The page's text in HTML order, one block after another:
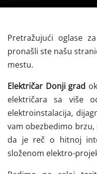
Pretražujući oglase za
pronašli ste našu
mestu.
Električar Donji grad
električara sa više
elektroinstalacija,
vam obezbedimo
da je reč o hitnoj
složenom elektro-